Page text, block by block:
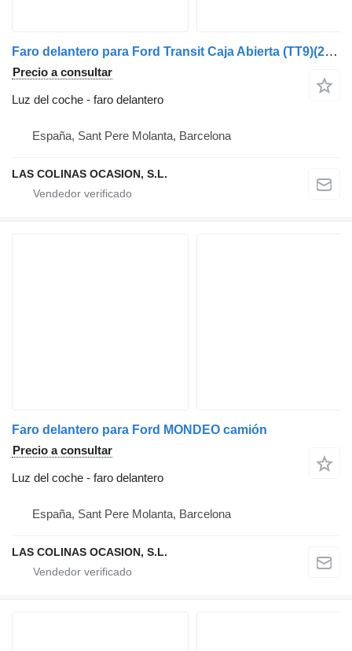
Faro delantero para Ford Transit Caja Abierta (TT9)(2006->) camión
Precio a consultar
Luz del coche - faro delantero
España, Sant Pere Molanta, Barcelona
LAS COLINAS OCASION, S.L.
Faro delantero para Ford MONDEO camión
Precio a consultar
Luz del coche - faro delantero
España, Sant Pere Molanta, Barcelona
LAS COLINAS OCASION, S.L.